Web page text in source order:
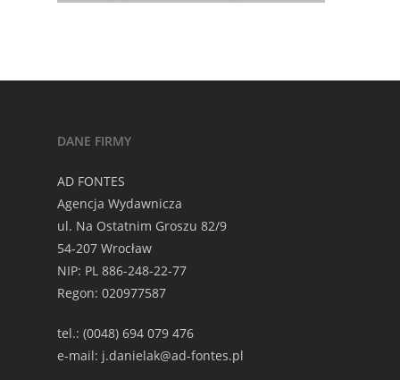
DANE FIRMY
AD FONTES
Agencja Wydawnicza
ul. Na Ostatnim Groszu 82/9
54-207 Wrocław
NIP: PL 886-248-22-77
Regon: 020977587
tel.: (0048) 694 079 476
e-mail: j.danielak@ad-fontes.pl